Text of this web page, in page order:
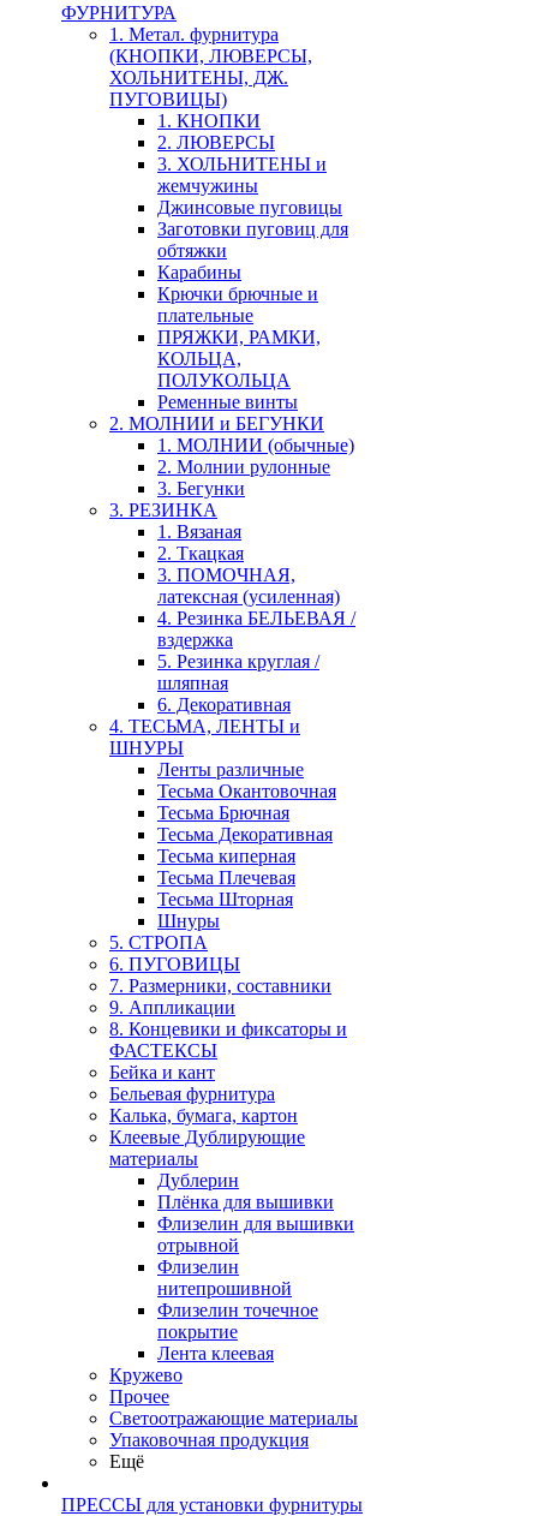
ФУРНИТУРА
1. Метал. фурнитура
(КНОПКИ, ЛЮВЕРСЫ,
ХОЛЬНИТЕНЫ, ДЖ.
ПУГОВИЦЫ)
1. КНОПКИ
2. ЛЮВЕРСЫ
3. ХОЛЬНИТЕНЫ и
жемчужины
Джинсовые пуговицы
Заготовки пуговиц для
обтяжки
Карабины
Крючки брючные и
плательные
ПРЯЖКИ, РАМКИ,
КОЛЬЦА,
ПОЛУКОЛЬЦА
Ременные винты
2. МОЛНИИ и БЕГУНКИ
1. МОЛНИИ (обычные)
2. Молнии рулонные
3. Бегунки
3. РЕЗИНКА
1. Вязаная
2. Ткацкая
3. ПОМОЧНАЯ,
латексная (усиленная)
4. Резинка БЕЛЬЕВАЯ /
вздержка
5. Резинка круглая /
шляпная
6. Декоративная
4. ТЕСЬМА, ЛЕНТЫ и
ШНУРЫ
Ленты различные
Тесьма Окантовочная
Тесьма Брючная
Тесьма Декоративная
Тесьма киперная
Тесьма Плечевая
Тесьма Шторная
Шнуры
5. СТРОПА
6. ПУГОВИЦЫ
7. Размерники, составники
9. Аппликации
8. Концевики и фиксаторы и
ФАСТЕКСЫ
Бейка и кант
Бельевая фурнитура
Калька, бумага, картон
Клеевые Дублирующие
материалы
Дублерин
Плёнка для вышивки
Флизелин для вышивки
отрывной
Флизелин
нитепрошивной
Флизелин точечное
покрытие
Лента клеевая
Кружево
Прочее
Светоотражающие материалы
Упаковочная продукция
Ещё
ПРЕССЫ для установки фурнитуры